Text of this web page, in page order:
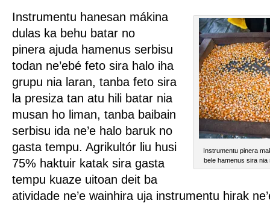
Instrumentu pinera
bele hamenus sira
Instrumentu hanesan mákina
dulas ka behu batar no
pinera ajuda hamenus serbisu
todan ne’ebé feto sira halo iha
grupu nia laran, tanba feto sira
la presiza tan atu hili batar nia
musan ho liman, tanba baibain
serbisu ida ne’e halo baruk no
gasta tempu. Agrikultór liu husi
75% haktuir katak sira gasta
tempu kuaze uitoan deit ba
atividade ne’e wainhira uja instrumentu hirak